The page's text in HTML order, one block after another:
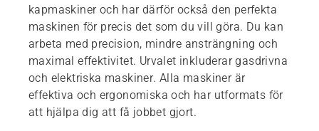
kapmaskiner och har därför också den perfekta
maskinen för precis det som du vill göra. Du kan
arbeta med precision, mindre ansträngning och
maximal effektivitet. Urvalet inkluderar gasdrivna
och elektriska maskiner. Alla maskiner är
effektiva och ergonomiska och har utformats för
att hjälpa dig att få jobbet gjort.